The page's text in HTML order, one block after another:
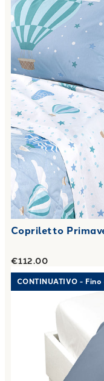
Copriletto
€112.00
Link to "Sacco
CONTINUATIVO -